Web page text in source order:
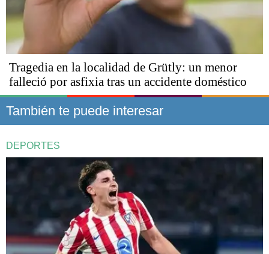
Tragedia en la localidad de Grütly: un menor
falleció por asfixia tras un accidente doméstico
También te puede interesar
DEPORTES